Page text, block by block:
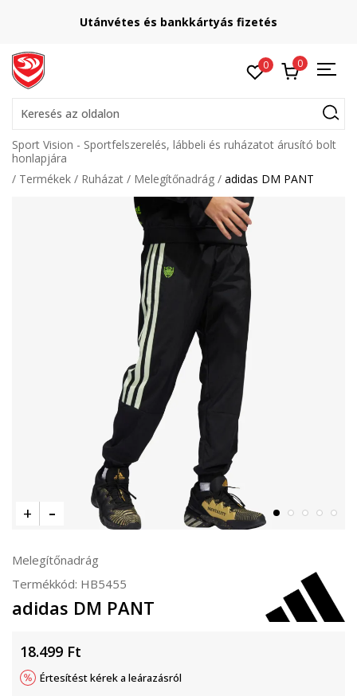
Utánvétes és bankkártyás fizetés
0 0
Keresés az oldalon
Sport Vision - Sportfelszerelés, lábbeli és ruházatot árusító bolt
honlapjára
Termékek
Ruházat Melegítőnadrág adidas DM PANT
Melegítőnadrág
Termékkód: HB5455
adidas DM PANT
18.499 Ft
Értesítést kérek a leárazásról